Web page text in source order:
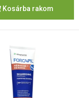
Kosárba rakom